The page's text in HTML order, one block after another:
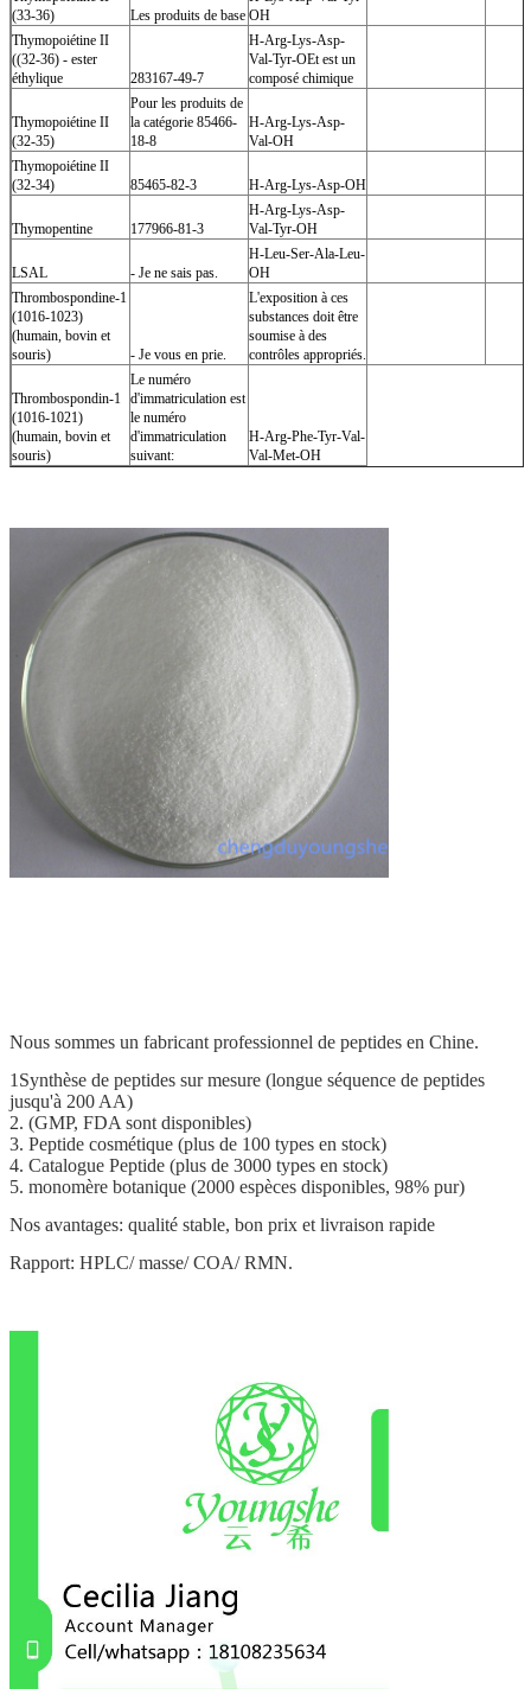
(33-36)
Les produits de base OH
Thymopoiétine II
((32-36) - ester
éthylique
283167-49-7
H-Arg-Lys-Asp-
Val-Tyr-OEt est un
composé chimique
Thymopoiétine II
(32-35)
Pour les produits de
la catégorie 85466-
18-8
H-Arg-Lys-Asp-
Val-OH
Thymopoiétine II
(32-34)
85465-82-3 H-Arg-Lys-Asp-OH
Thymopentine 177966-81-3
H-Arg-Lys-Asp-
Val-Tyr-OH
LSAL - Je ne sais pas.
H-Leu-Ser-Ala-Leu-
OH
Thrombospondine-1
(1016-1023)
(humain, bovin et
souris)
- Je vous en prie.
L'exposition à ces
substances doit être
soumise à des
contrôles appropriés.
Thrombospondin-1
(1016-1021)
(humain, bovin et
souris)
Le numéro
d'immatriculation est
le numéro
d'immatriculation
suivant:
H-Arg-Phe-Tyr-Val-
Val-Met-OH
Nous sommes un fabricant professionnel de peptides en Chine.
1Synthèse de peptides sur mesure (longue séquence de peptides
jusqu'à 200 AA)
2. (GMP, FDA sont disponibles)
3. Peptide cosmétique (plus de 100 types en stock)
4. Catalogue Peptide (plus de 3000 types en stock)
5. monomère botanique (2000 espèces disponibles, 98% pur)
Nos avantages: qualité stable, bon prix et livraison rapide
Rapport: HPLC/ masse/ COA/ RMN.